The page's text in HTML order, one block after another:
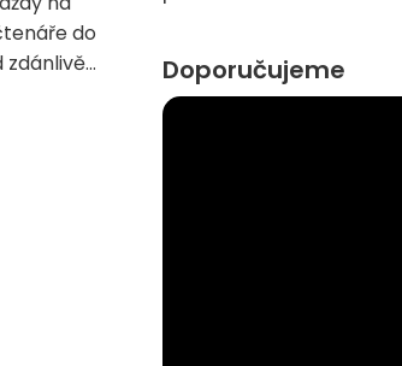
do
Doporučujeme